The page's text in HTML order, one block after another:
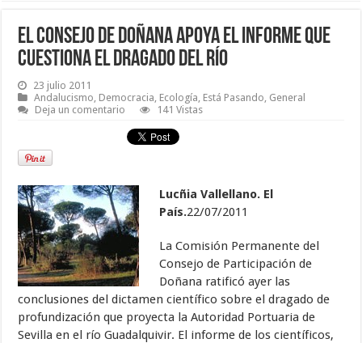
El consejo de Doñana apoya el informe que
cuestiona el dragado del río
23 julio 2011
Andalucismo, Democracia, Ecología, Está Pasando, General
Deja un comentario
141 Vistas
Lucñia Vallellano. El
País.22/07/2011
La Comisión Permanente del
Consejo de Participación de
Doñana ratificó ayer las
conclusiones del dictamen científico sobre el dragado de
profundización que proyecta la Autoridad Portuaria de
Sevilla en el río Guadalquivir. El informe de los científicos,